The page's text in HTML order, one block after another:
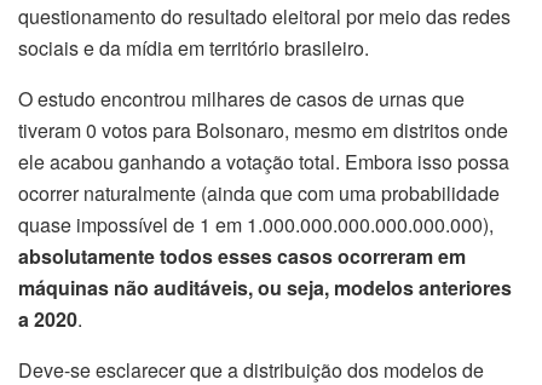
questionamento do resultado eleitoral por meio das redes
sociais e da mídia em território brasileiro.
O estudo encontrou milhares de casos de urnas que
tiveram 0 votos para Bolsonaro, mesmo em distritos onde
ele acabou ganhando a votação total. Embora isso possa
ocorrer naturalmente (ainda que com uma probabilidade
quase impossível de 1 em 1.000.000.000.000.000.000),
absolutamente todos esses casos ocorreram em
máquinas não auditáveis, ou seja, modelos anteriores
a 2020.
Deve-se esclarecer que a distribuição dos modelos de